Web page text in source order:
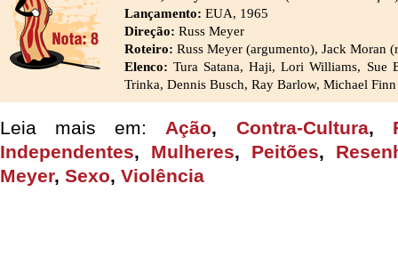
Lançamento: EUA, 1965
Direção: Russ Meyer
Roteiro: Russ Meyer (argumento), Jack Moran
Elenco: Tura Satana, Haji, Lori Williams, Sue
Trinka, Dennis Busch, Ray Barlow, Michael Finn
Leia mais em: Ação, Contra-Cultura,
Independentes, Mulheres, Peitões,
Meyer, Sexo, Violência